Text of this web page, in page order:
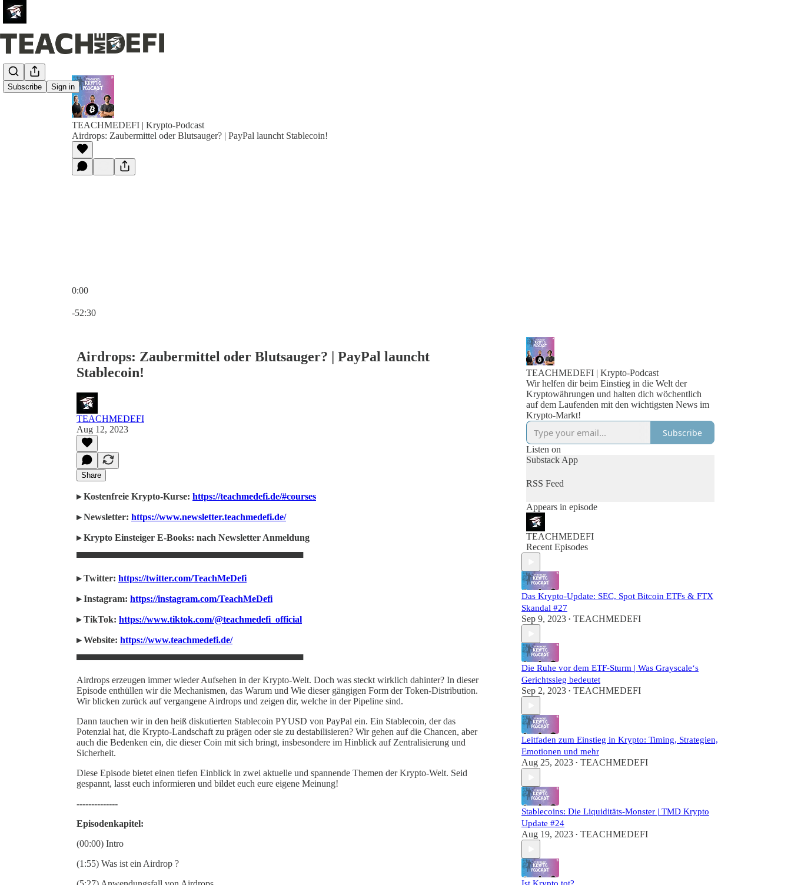
Subscribe Sign in
TEACHMEDEFI | Krypto-Podcast
Airdrops: Zaubermittel oder Blutsauger? | PayPal launcht Stablecoin!
0:00
-52:30
Airdrops: Zaubermittel oder Blutsauger? | PayPal launcht
Stablecoin!
TEACHMEDEFI
Aug 12, 2023
Share
▸ Kostenfreie Krypto-Kurse: https://teachmedefi.de/#courses
▸ Newsletter: https://www.newsletter.teachmedefi.de/
▸ Krypto Einsteiger E-Books: nach Newsletter Anmeldung
▀▀▀▀▀▀▀▀▀▀▀▀▀▀▀▀▀▀▀▀▀▀▀▀▀▀▀▀▀▀▀▀▀▀▀
▸ Twitter: https://twitter.com/TeachMeDefi
▸ Instagram: https://instagram.com/TeachMeDefi
▸ TikTok: https://www.tiktok.com/@teachmedefi_official
▸ Website: https://www.teachmedefi.de/
▀▀▀▀▀▀▀▀▀▀▀▀▀▀▀▀▀▀▀▀▀▀▀▀▀▀▀▀▀▀▀▀▀▀▀
Airdrops erzeugen immer wieder Aufsehen in der Krypto-Welt. Doch was steckt wirklich dahinter? In dieser
Episode enthüllen wir die Mechanismen, das Warum und Wie dieser gängigen Form der Token-Distribution.
Wir blicken zurück auf vergangene Airdrops und zeigen dir, welche in der Pipeline sind.
Dann tauchen wir in den heiß diskutierten Stablecoin PYUSD von PayPal ein. Ein Stablecoin, der das
Potenzial hat, die Krypto-Landschaft zu prägen oder sie zu destabilisieren? Wir gehen auf die Chancen, aber
auch die Bedenken ein, die dieser Coin mit sich bringt, insbesondere im Hinblick auf Zentralisierung und
Sicherheit.
Diese Episode bietet einen tiefen Einblick in zwei aktuelle und spannende Themen der Krypto-Welt. Seid
gespannt, lasst euch informieren und bildet euch eure eigene Meinung!
--------------
Episodenkapitel:
(00:00) Intro
(1:55) Was ist ein Airdrop ?
TEACHMEDEFI | Krypto-Podcast
Wir helfen dir beim Einstieg in die Welt der
Kryptowährungen und halten dich wöchentlich
auf dem Laufenden mit den wichtigsten News im
Krypto-Markt!
Subscribe
Listen on
Substack App
RSS Feed
Appears in episode
TEACHMEDEFI
Recent Episodes
Das Krypto-Update: SEC, Spot Bitcoin ETFs & FTX
Skandal #27
Sep 9, 2023 • TEACHMEDEFI
Die Ruhe vor dem ETF-Sturm | Was Grayscale‘s
Gerichtssieg bedeutet
Sep 2, 2023 • TEACHMEDEFI
Leitfaden zum Einstieg in Krypto: Timing, Strategien,
Emotionen und mehr
Aug 25, 2023 • TEACHMEDEFI
Stablecoins: Die Liquiditäts-Monster | TMD Krypto
Update #24
Aug 19, 2023 • TEACHMEDEFI